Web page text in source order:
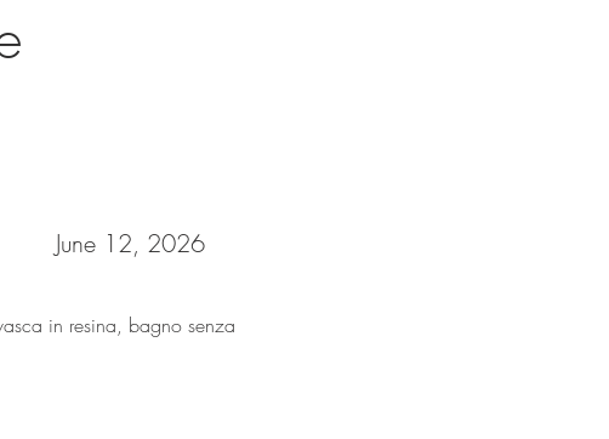
June 12, 2026
in resina, bagno senza